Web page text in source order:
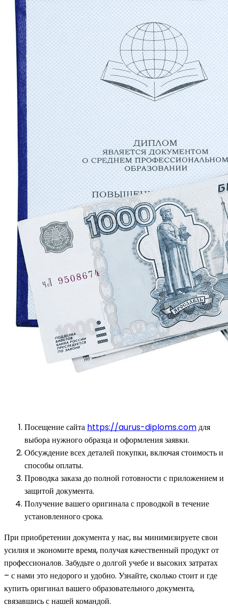
Посещение сайта https://aurus-diploms.comдля
выбора нужного образца и оформления заявки.
Обсуждение всех деталей покупки, включая стоимость и
способы оплаты.
Проводка заказа до полной готовности с приложением и
защитой документа.
Получение вашего оригинала с проводкой в течение
установленного срока.
При приобретении документа у нас, вы минимизируете свои
усилия и экономите время, получая качественный продукт от
профессионалов. Забудьте о долгой учебе и высоких затратах
– с нами это недорого и удобно. Узнайте, сколько стоит и где
купить оригинал вашего образовательного документа,
связавшись с нашей командой.